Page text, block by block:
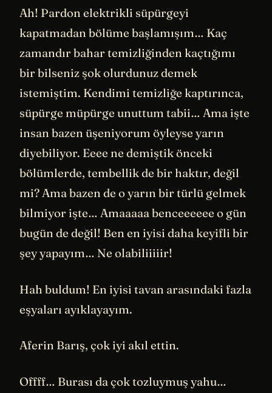
Ah! Pardon elektrikli süpürgeyi
kapatmadan bölüme başlamışım… Kaç
zamandır bahar temizliğinden kaçtığımı
bir bilseniz şok olurdunuz demek
istemiştim. Kendimi temizliğe kaptırınca,
süpürge müpürge unuttum tabii… Ama işte
insan bazen üşeniyorum öyleyse yarın
diyebiliyor. Eeee ne demiştik önceki
bölümlerde, tembellik de bir haktır, değil
mi? Ama bazen de o yarın bir türlü gelmek
bilmiyor işte… Amaaaaa benceeeeee o gün
bugün de değil! Ben en iyisi daha keyifli bir
şey yapayım… Ne olabiliiiiir!
Hah buldum! En iyisi tavan arasındaki fazla
eşyaları ayıklayayım.
Aferin Barış, çok iyi akıl ettin.
Offff… Burası da çok tozluymuş yahu…